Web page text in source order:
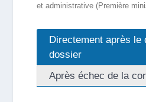
et administrative (Première
Directement après le
dossier
Après échec de la